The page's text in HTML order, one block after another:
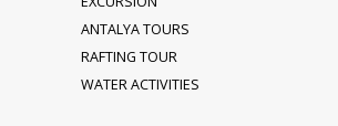
ANTALYA TOURS
RAFTING TOUR
WATER ACTIVITIES